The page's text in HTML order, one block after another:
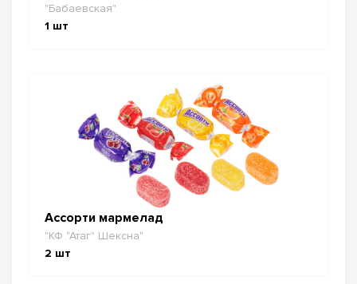
"Бабаевская"
1 шт
Ассорти мармелад
"КФ "Атаг" Шексна"
2 шт